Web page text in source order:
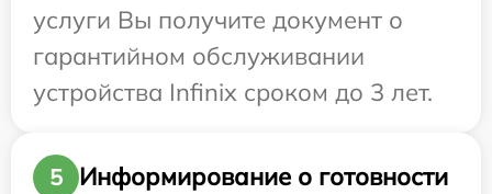
услуги Вы получите документ о
гарантийном обслуживании
устройства Infinix сроком до 3 лет.
5
Информирование о готовности